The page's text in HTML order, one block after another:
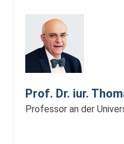
Prof. Dr. iur.
Professor an der